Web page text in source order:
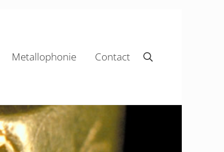
Metallophonie Contact Rechercher